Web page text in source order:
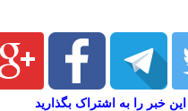
این خبر را به اشتراک بگذارید